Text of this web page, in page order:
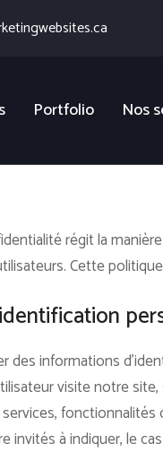
Portfolio Nos
régit la
Cette
des informations
visite notre
services,
invités à indiquer, le